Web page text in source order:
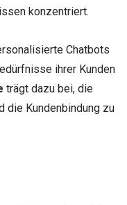
konzentriert.
Chatbots
ihrer Kunden
trägt dazu bei, die
die Kundenbindung zu